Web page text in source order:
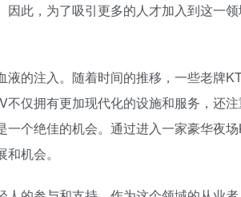
此，为了吸引更多的人才加入到这一
的注入。随着时间的推移，一些老牌
仅拥有更加现代化的设施和服务，还
个绝佳的机会。通过进入一家豪华夜
机会。